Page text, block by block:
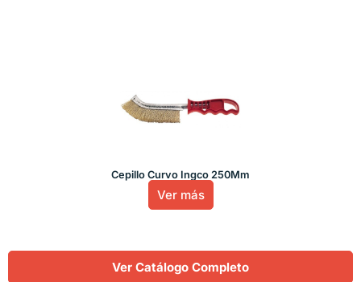
Cepillo Curvo Ingco 250Mm
Ver más
Ver Catálogo Completo